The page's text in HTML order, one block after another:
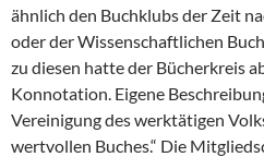
ähnlich den Buchklubs der Zeit
oder der Wissenschaftlichen
zu diesen hatte der Bücherkreis
Konnotation. Eigene
Vereinigung des werktätigen
wertvollen Buches.“ Die